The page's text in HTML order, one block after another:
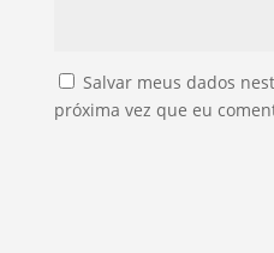
Salvar meus dados
próxima vez que eu